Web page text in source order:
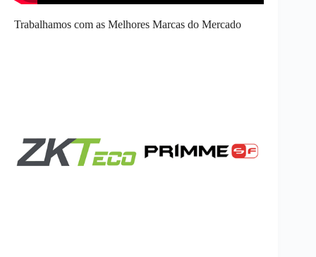
Trabalhamos com as Melhores Marcas do Mercado